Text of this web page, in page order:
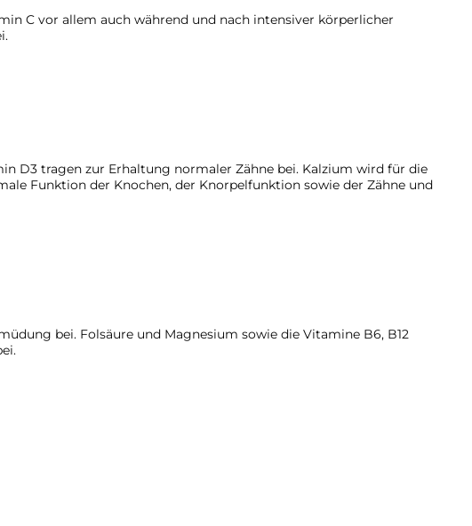
C vor allem auch während und nach intensiver körperlicher
D3 tragen zur Erhaltung normaler Zähne bei. Kalzium wird für die
Funktion der Knochen, der Knorpelfunktion sowie der Zähne und
bei. Folsäure und Magnesium sowie die Vitamine B6, B12